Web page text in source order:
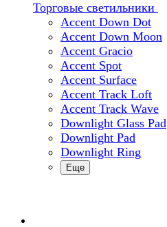
Торговые светильники
Accent Down Dot
Accent Down Moon
Accent Gracio
Accent Spot
Accent Surface
Accent Track Loft
Accent Track Wave
Downlight Glass Pad
Downlight Pad
Downlight Ring
Еще